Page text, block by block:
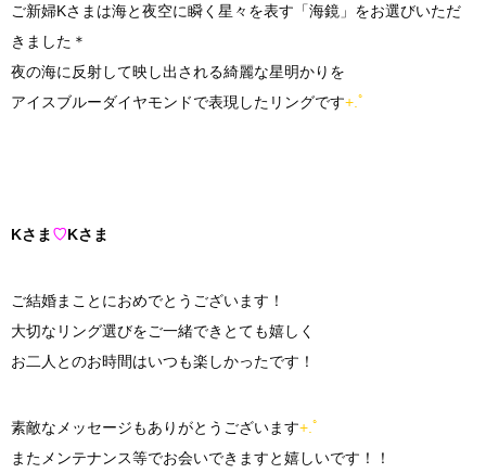
ご新婦Kさまは海と夜空に瞬く星々を表す「海鏡」をお選びいただ
きました＊
夜の海に反射して映し出される綺麗な星明かりを
アイスブルーダイヤモンドで表現したリングです+.ﾟ
Kさま ♡Kさま
ご結婚まことにおめでとうございます！
大切なリング選びをご一緒できとても嬉しく
お二人とのお時間はいつも楽しかったです！
素敵なメッセージもありがとうございます+.ﾟ
またメンテナンス等でお会いできますと嬉しいです！！